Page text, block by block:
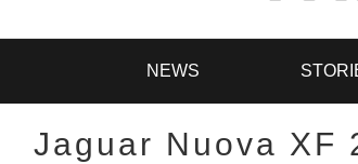
NEWS
Jaguar Nuova XF